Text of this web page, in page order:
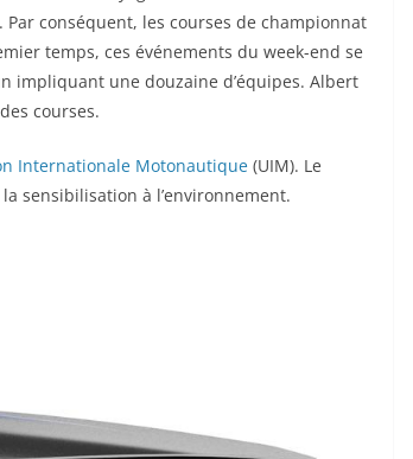
conséquent, les courses de championnat
temps, ces événements du week-end se
impliquant une douzaine d’équipes. Albert
courses.
Internationale Motonautique (UIM). Le
sensibilisation à l’environnement.